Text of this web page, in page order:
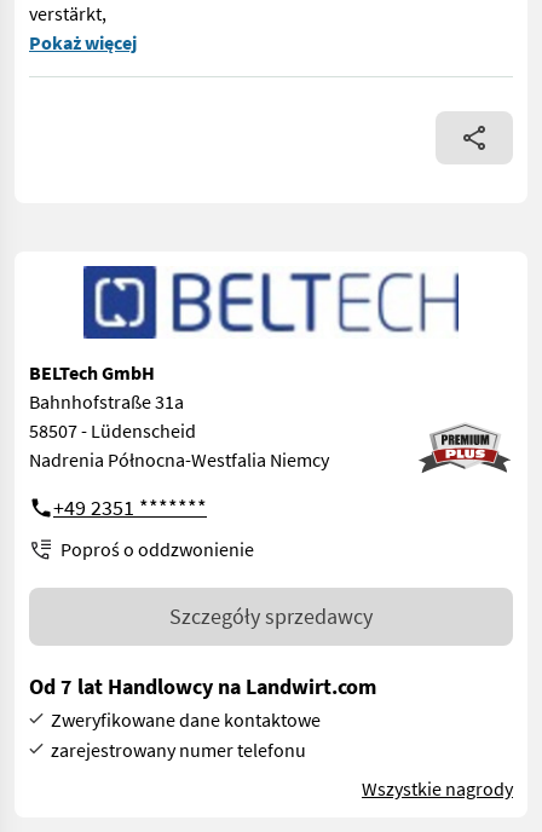
verstärkt,
Transportband, Förderband, Querförderband ANFERTIGUNG
Pokaż więcej
BELTech GmbH
Bahnhofstraße 31a
58507 - Lüdenscheid
Nadrenia Północna-Westfalia Niemcy
+49 2351 *******
Poproś o oddzwonienie
Szczegóły sprzedawcy
Od 7 lat Handlowcy na Landwirt.com
Zweryfikowane dane kontaktowe
zarejestrowany numer telefonu
Wszystkie nagrody